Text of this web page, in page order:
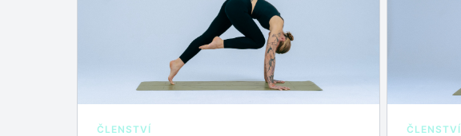
ČLENSTVÍ ČLENSTVÍ